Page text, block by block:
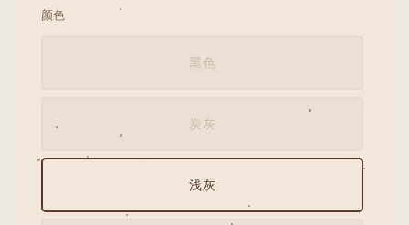
颜色
黑色
炭灰
浅灰